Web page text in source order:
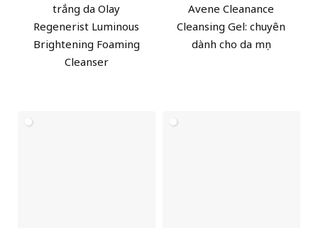
trắng da Olay
Regenerist Luminous
Brightening Foaming
Cleanser
Avene Cleanance
Cleansing Gel: chuyên
dành cho da mụn